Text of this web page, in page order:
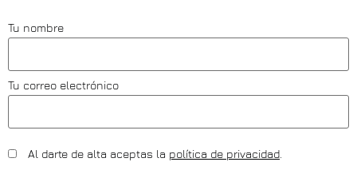
Tu nombre
Tu correo electrónico
Al darte de alta aceptas la política de privacidad